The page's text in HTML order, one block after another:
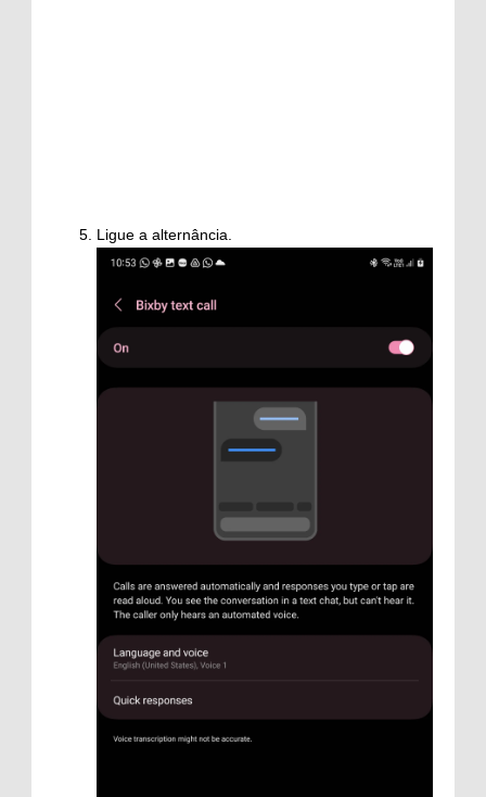
Ligue a alternância.